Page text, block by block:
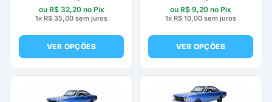
ou R$32,20no Pix
1x R$ 35,00 sem juros
VER OPÇÕES
Este
tem
ou R$ 9,20 no Pix
1x R$ 10,00 sem juros
VER OPÇÕES
Este
tem